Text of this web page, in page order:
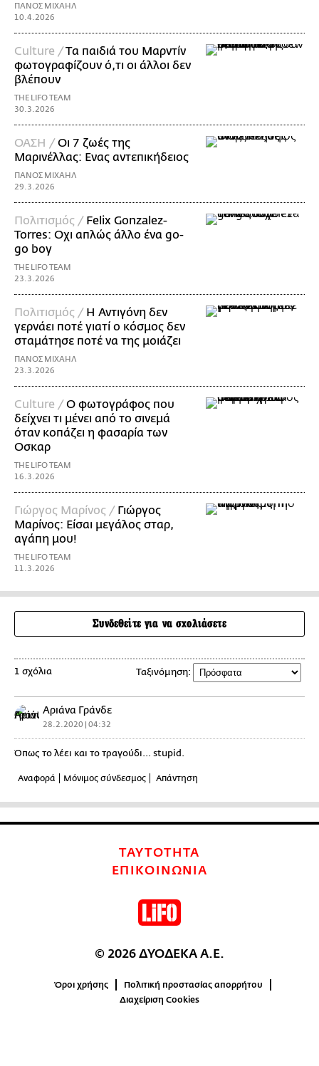
ΠΑΝΟΣ ΜΙΧΑΗΛ
10.4.2026
Culture /Tα παιδιά του Μαρντίν
φωτογραφίζουν ό,τι οι άλλοι δεν
βλέπουν
THE LIFO TEAM
30.3.2026
ΟΑΣΗ /Οι 7 ζωές της
Μαρινέλλας: Ενας αντεπικήδειος
ΠΑΝΟΣ ΜΙΧΑΗΛ
29.3.2026
Πολιτισμός / Felix Gonzalez-
Torres: Οχι απλώς άλλο ένα go-
go boy
THE LIFO TEAM
23.3.2026
Πολιτισμός / Η Αντιγόνη δεν
γερνάει ποτέ γιατί ο κόσμος δεν
σταμάτησε ποτέ να της μοιάζει
ΠΑΝΟΣ ΜΙΧΑΗΛ
23.3.2026
Culture /Ο φωτογράφος που
δείχνει τι μένει από το σινεμά
όταν κοπάζει η φασαρία των
Οσκαρ
THE LIFO TEAM
16.3.2026
Γιώργος Μαρίνος / Γιώργος
Μαρίνος: Είσαι μεγάλος σταρ,
αγάπη μου!
THE LIFO TEAM
11.3.2026
Συνδεθείτε για να σχολιάσετε
1 σχόλια Ταξινόμηση:
Αριάνα Γράνδε
28.2.2020 | 04:32
Όπως το λέει και το τραγούδι... stupid.
Αναφορά Μόνιμος σύνδεσμος Απάντηση
ΤΑΥΤΟΤΗΤΑ
ΕΠΙΚΟΙΝΩΝΙΑ
© 2026 ΔΥΟΔΕΚΑ Α.Ε.
Όροι χρήσης
Πολιτική προστασίας απορρήτου
Διαχείριση Cookies